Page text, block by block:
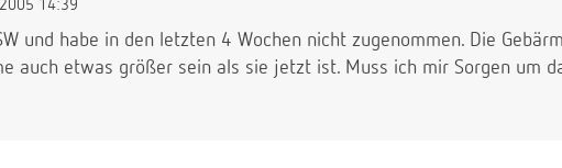
14:39
und habe in den letzten 4 Wochen nicht zugenommen. Die
auch etwas größer sein als sie jetzt ist. Muss ich mir Sorgen um